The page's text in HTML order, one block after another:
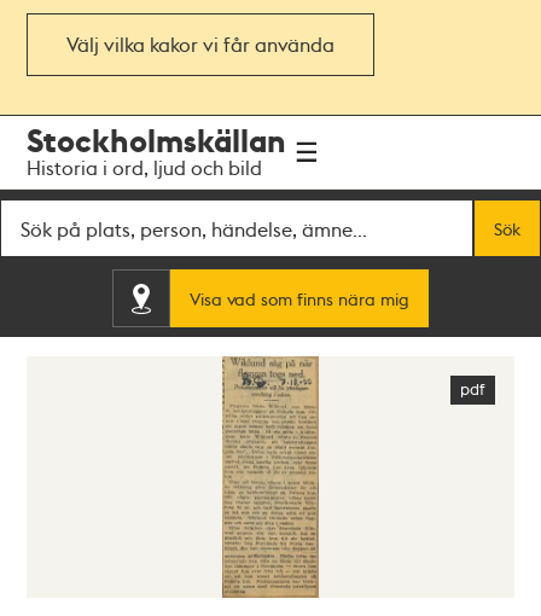
Välj vilka kakor vi får använda
navigationen
huvudinnehållet
Stockholmskällan
Historia i ord, ljud och bild
Sök
Visa vad som finns nära mig